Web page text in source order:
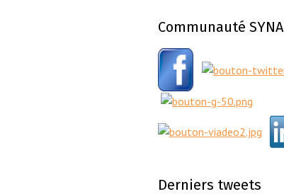
Communauté
Derniers tweets